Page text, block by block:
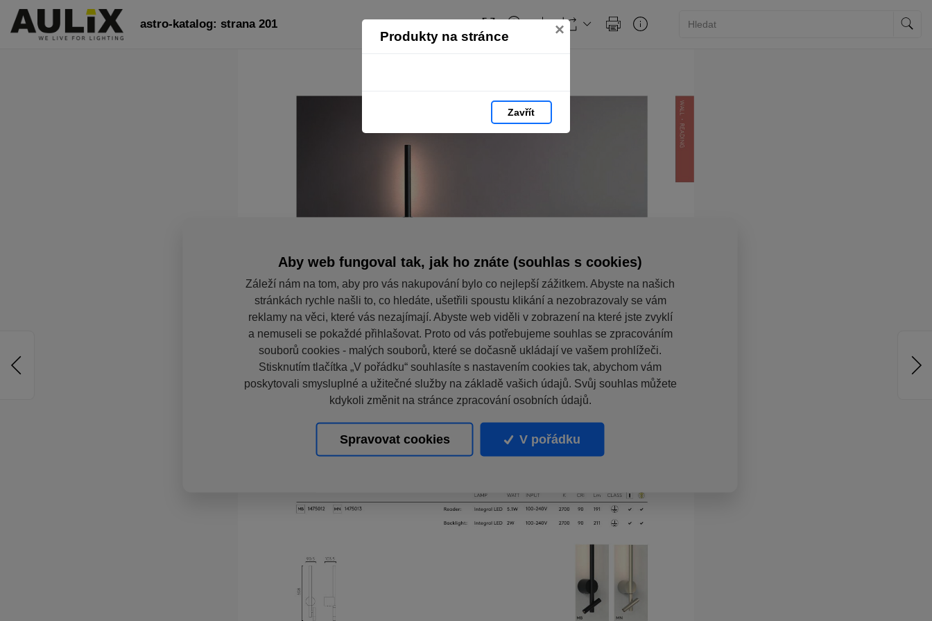
Produkty na stránce ×
Zavřít
astro-katalog: strana 201
Aby web fungoval tak, jak ho znáte (souhlas s cookies)
Záleží nám na tom, aby pro vás nakupování bylo co nejlepší zážitkem. Abyste na našich
stránkách rychle našli to, co hledáte, ušetřili spoustu klikání a nezobrazovaly se vám
reklamy na věci, které vás nezajímají. Abyste web viděli v zobrazení na které jste zvyklí
a nemuseli se pokaždé přihlašovat. Proto od vás potřebujeme souhlas se zpracováním
souborů cookies - malých souborů, které se dočasně ukládají ve vašem prohlížeči.
Stisknutím tlačítka „V pořádku“ souhlasíte s nastavením cookies tak, abychom vám
poskytovali smysluplné a užitečné služby na základě vašich údajů. Svůj souhlas můžete
kdykoli změnit na stránce zpracování osobních údajů.
Spravovat cookies V pořádku